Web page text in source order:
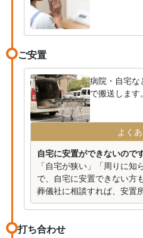
ご安置
病院・自宅な
で搬送します。
よく
自宅に安置ができないので
「自宅が狭い」「周りに
で、自宅に安置できない方
葬儀社に相談すれば、安置
打ち合わせ